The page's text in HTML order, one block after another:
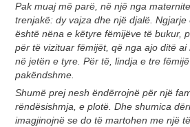
Pak muaj më parë, në një nga
trenjakë: dy vajza dhe një djalë.
është nëna e këtyre fëmijëve të bukur,
për të vizituar fëmijët, që nga ajo ditë
në jetën e tyre. Për të, lindja e tre
pakëndshme.
Shumë prej nesh ëndërrojnë për një
rëndësishmja, e plotë. Dhe shumica
imagjinojnë se do të martohen me një